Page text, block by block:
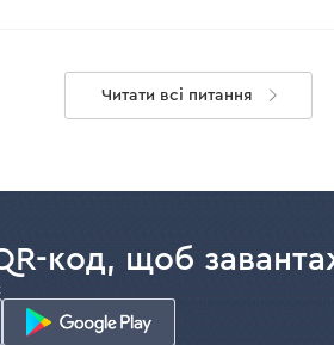
Читати всі питання
код, щоб